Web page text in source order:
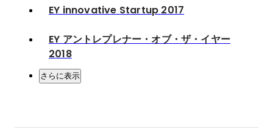
EY innovative Startup 2017
EY アントレプレナー・オブ・ザ・イヤー
2018
さらに表示